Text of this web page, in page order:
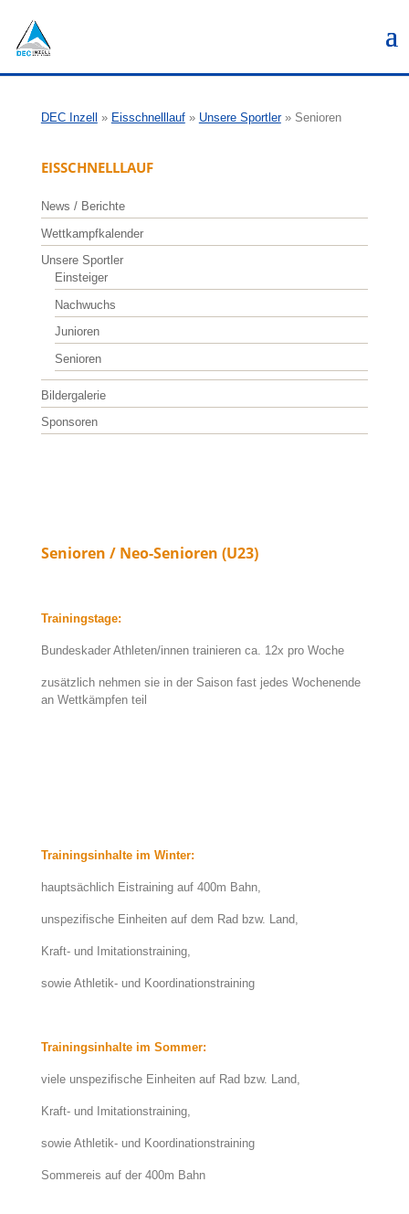
DEC Inzell » Eisschnelllauf» Unsere Sportler» Senioren
EISSCHNELLLAUF
News / Berichte
Wettkampfkalender
Unsere Sportler
Einsteiger
Nachwuchs
Junioren
Senioren
Bildergalerie
Sponsoren
Senioren / Neo-Senioren (U23)
Trainingstage:
Bundeskader Athleten/innen trainieren ca. 12x pro Woche
zusätzlich nehmen sie in der Saison fast jedes Wochenende
an Wettkämpfen teil
Trainingsinhalte im Winter:
hauptsächlich Eistraining auf 400m Bahn,
unspezifische Einheiten auf dem Rad bzw. Land,
Kraft- und Imitationstraining,
sowie Athletik- und Koordinationstraining
Trainingsinhalte im Sommer:
viele unspezifische Einheiten auf Rad bzw. Land,
Kraft- und Imitationstraining,
sowie Athletik- und Koordinationstraining
Sommereis auf der 400m Bahn